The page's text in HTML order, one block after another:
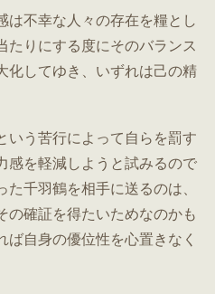
は不幸な人々の存在を糧とし
たりにする度にそのバランス
化してゆき、いずれは己の精
いう苦行によって自らを罰す
感を軽減しようと試みるので
千羽鶴を相手に送るのは、
の確証を得たいためなのかも
自身の優位性を心置きなく